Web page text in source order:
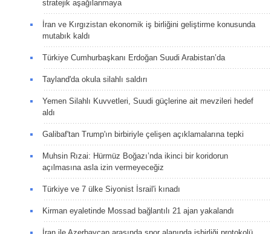
stratejik aşağılanmaya
İran ve Kırgızistan ekonomik iş birliğini geliştirme konusunda
mutabık kaldı
Türkiye Cumhurbaşkanı Erdoğan Suudi Arabistan’da
Tayland'da okula silahlı saldırı
Yemen Silahlı Kuvvetleri, Suudi güçlerine ait mevzileri hedef
aldı
Galibaf'tan Trump'ın birbiriyle çelişen açıklamalarına tepki
Muhsin Rızai: Hürmüz Boğazı’nda ikinci bir koridorun
açılmasına asla izin vermeyeceğiz
Türkiye ve 7 ülke Siyonist İsrail'i kınadı
Kirman eyaletinde Mossad bağlantılı 21 ajan yakalandı